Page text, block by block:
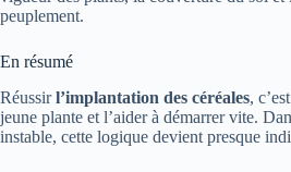
peuplement.
En résumé
Réussirl’implantation des céréales,
jeune plante et l’aider à démarrer vite.
instable, cette logique devient presque